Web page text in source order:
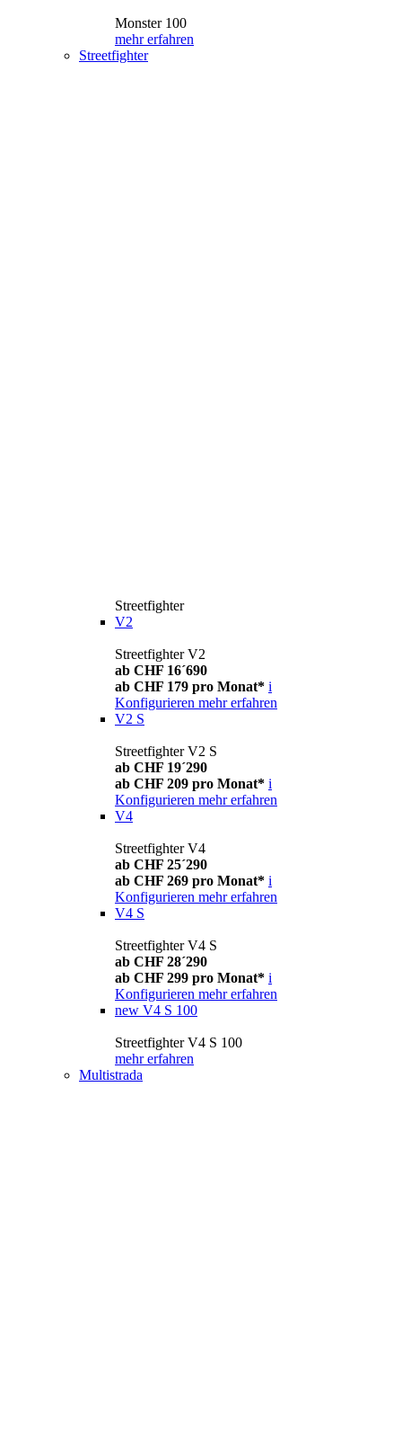
Monster 100
mehr erfahren
Streetfighter
Streetfighter
V2
Streetfighter V2
ab CHF 16´690
ab CHF 179 pro Monat* i
Konfigurieren mehr erfahren
V2 S
Streetfighter V2 S
ab CHF 19´290
ab CHF 209 pro Monat* i
Konfigurieren mehr erfahren
V4
Streetfighter V4
ab CHF 25´290
ab CHF 269 pro Monat* i
Konfigurieren mehr erfahren
V4 S
Streetfighter V4 S
ab CHF 28´290
ab CHF 299 pro Monat* i
Konfigurieren mehr erfahren
new V4 S 100
Streetfighter V4 S 100
mehr erfahren
Multistrada